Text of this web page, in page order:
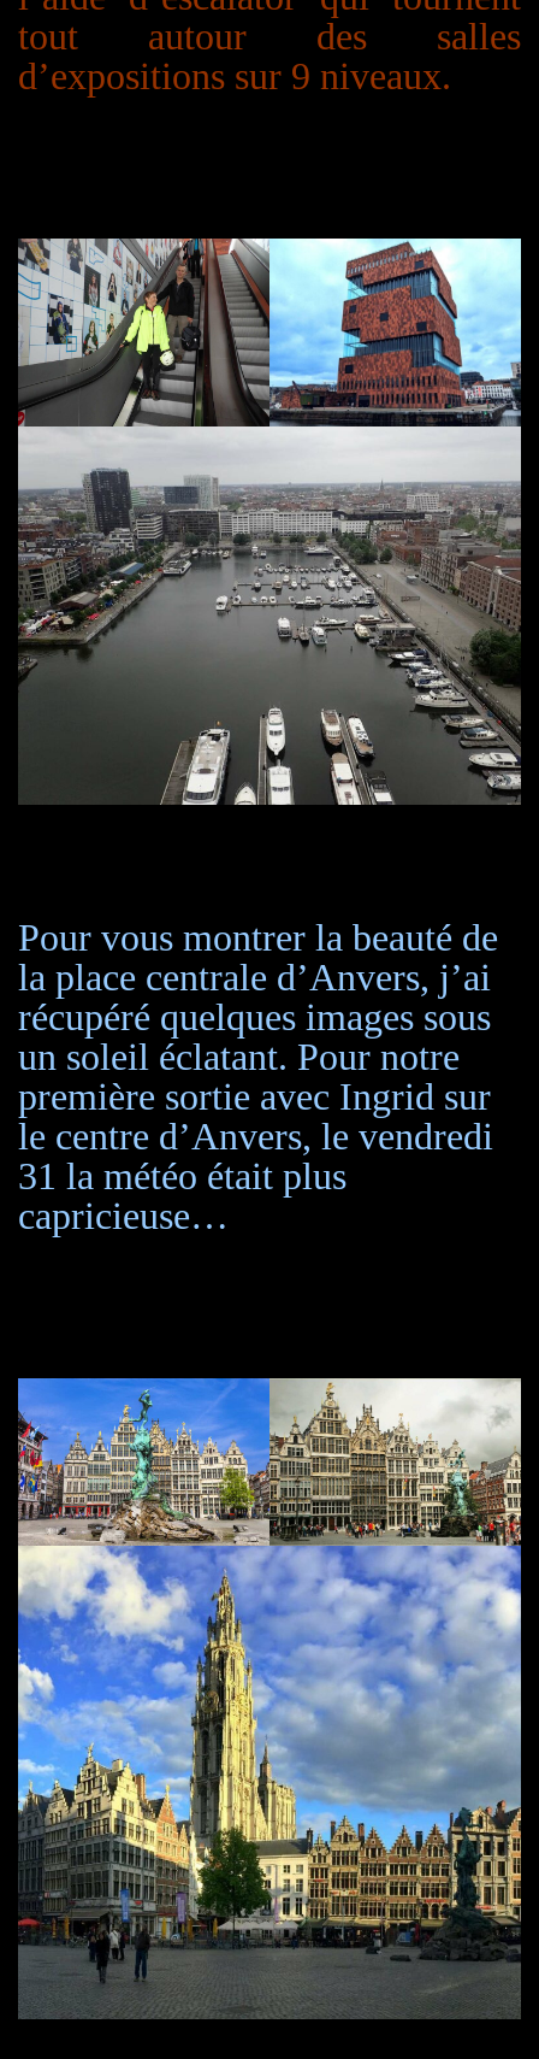
tout autour des salles
d’expositions sur 9 niveaux.
Pour vous montrer la beauté de
la place centrale d’Anvers, j’ai
récupéré quelques images sous
un soleil éclatant. Pour notre
première sortie avec Ingrid sur
le centre d’Anvers, le vendredi
31 la météo était plus
capricieuse…